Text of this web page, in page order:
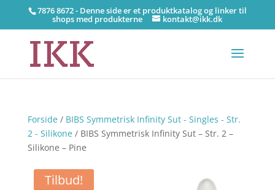
7876 8672 - Denne side er et produktkatalog og linker til
shops med produkterne kontakt@ikk.dk
Forside/ BIBS Symmetrisk Infinity Sut - Singles - Str.
2 - Silikone/ BIBS Symmetrisk Infinity Sut – Str. 2 –
Silikone – Pine
Tilbud!